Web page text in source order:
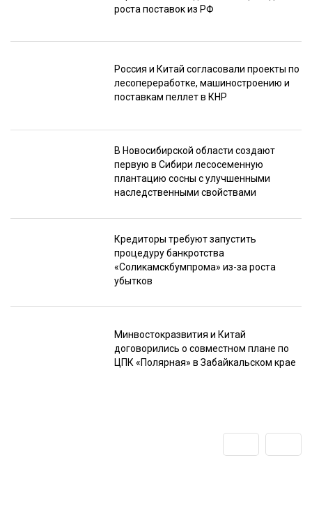
роста поставок из РФ
Россия и Китай согласовали проекты по
лесопереработке, машиностроению и
поставкам пеллет в КНР
В Новосибирской области создают
первую в Сибири лесосеменную
плантацию сосны с улучшенными
наследственными свойствами
Кредиторы требуют запустить
процедуру банкротства
«Соликамскбумпрома» из-за роста
убытков
Минвостокразвития и Китай
договорились о совместном плане по
ЦПК «Полярная» в Забайкальском крае